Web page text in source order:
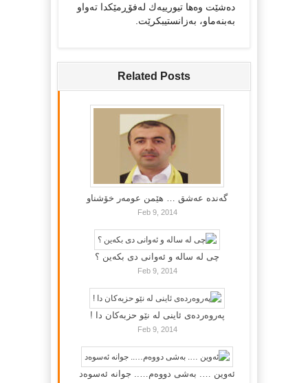
دەشێت وەها تیورییەك لەفۆڕمێكدا تەواو
بەبنەماو، بەزانستیبكرێت.
Related Posts
گه‌نده‌ عه‌شق … هێمن عومه‌ر خۆشناو
Feb 9, 2014
چی لە سالە و ئەوانی دی بكەین ؟
Feb 9, 2014
پەروەردەی ئاینی لە نێو حزبەکان دا !
Feb 9, 2014
ئەوین …. بەشی دووەم….. جوانە ئەسوەد